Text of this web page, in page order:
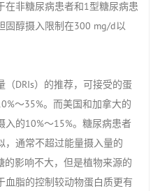
在非糖尿病患者和1型糖尿病患
固醇摄入限制在300 mg/d以
DRIs）的推荐，可接受的蛋
～35%。而美国和加拿大的
入的10%～15%。糖尿病患者
，通常不超过能量摄入量的
的影响不大，但是植物来源的
血脂的控制较动物蛋白质更有